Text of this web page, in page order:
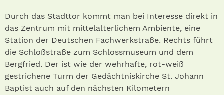
Durch das Stadttor kommt man bei Interesse direkt in
das Zentrum mit mittelalterlichem Ambiente, eine
Station der Deutschen Fachwerkstraße. Rechts führt
die Schloßstraße zum Schlossmuseum und dem
Bergfried. Der ist wie der wehrhafte, rot-weiß
gestrichene Turm der Gedächtniskirche St. Johann
Baptist auch auf den nächsten Kilometern